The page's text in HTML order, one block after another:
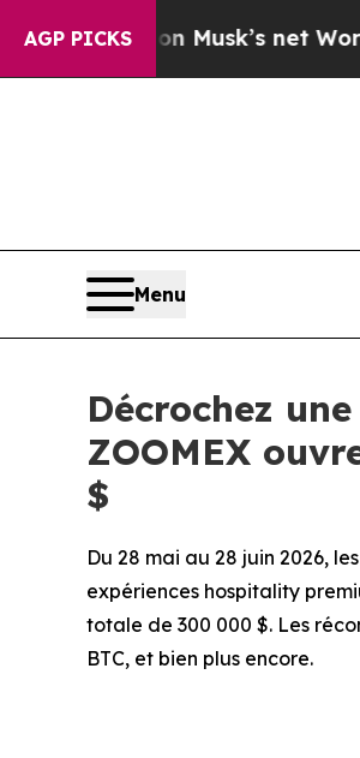
AGP PICKS
Musk’s net Worth was
Menu
Décrochez
ZOOMEX
$
Du 28 mai au 28 juin 2026,
expériences hospitality
totale de 300 000 $. Les
BTC, et bien plus encore.